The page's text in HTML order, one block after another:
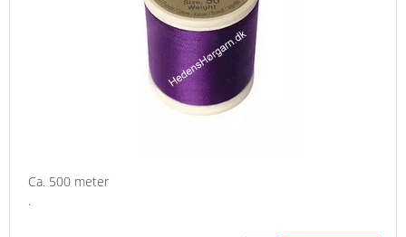
Ca. 500 meter
.